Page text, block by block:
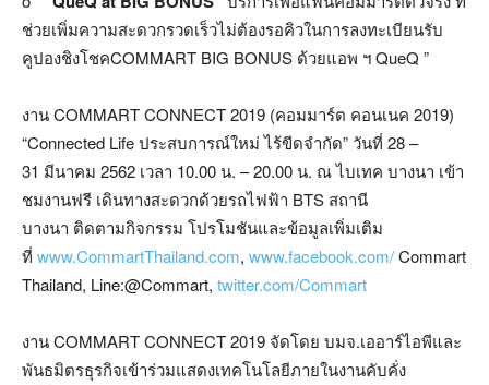
ช่วยเพิ่มความสะดวกรวดเร็วไม่ต้องรอคิวในการลงทะเบียนรับ
คูปองชิงโชคCOMMART BIG BONUS ด้วยแอพ ฯ QueQ ”
งาน COMMART CONNECT 2019 (คอมมาร์ต คอนเนค 2019)
“Connected Life ประสบการณ์ใหม่ ไร้ขีดจำกัด” วันที่ 28 –
31 มีนาคม 2562 เวลา 10.00 น. – 20.00 น. ณ ไบเทค บางนา เข้า
ชมงานฟรี เดินทางสะดวกด้วยรถไฟฟ้า BTS สถานี
บางนา ติดตามกิจกรรม โปรโมชันและข้อมูลเพิ่มเติม
ที่ www.CommartThailand.com, www.facebook.com/Commart
Thailand, Line:@Commart, twitter.com/Commart
งาน COMMART CONNECT 2019 จัดโดย บมจ.เออาร์ไอพีและ
พันธมิตรธุรกิจเข้าร่วมแสดงเทคโนโลยีภายในงานคับคั่ง